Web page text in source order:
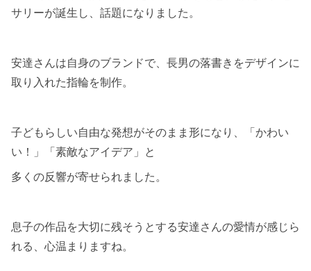
サリーが誕生し、話題になりました。
安達さんは自身のブランドで、長男の落書きをデザインに
取り入れた指輪を制作。
子どもらしい自由な発想がそのまま形になり、「かわい
い！」「素敵なアイデア」と
多くの反響が寄せられました。
息子の作品を大切に残そうとする安達さんの愛情が感じら
れる、心温まりますね。